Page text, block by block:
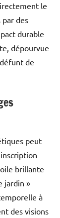
le
des
durable
dépourvue
de
peut
brillante
jardin »
à
des visions